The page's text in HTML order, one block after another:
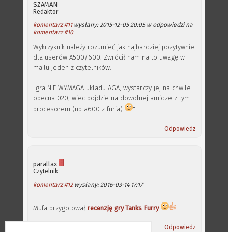
SZAMAN
Redaktor
komentarz #11wysłany: 2015-12-05 20:05 w odpowiedzi na
komentarz #10
Wykrzyknik należy rozumieć jak najbardziej pozytywnie
dla userów A500/600. Zwrócił nam na to uwagę w
mailu jeden z czytelników:
"gra NIE WYMAGA ukladu AGA, wystarczy jej na chwile
obecna 020, wiec pojdzie na dowolnej amidze z tym
procesorem (np a600 z furia)
"
Odpowiedz
parallax
Czytelnik
komentarz #12wysłany: 2016-03-14 17:17
Mufa przygotował recenzję gry Tanks Furry
Odpowiedz